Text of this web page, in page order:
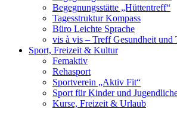
Begegnungsstätte „Hüttentreff“
Tagesstruktur Kompass
Büro Leichte Sprache
vis à vis – Treff Gesundheit und
Sport, Freizeit & Kultur
Femaktiv
Rehasport
Sportverein „Aktiv Fit“
Sport für Kinder und
Kurse, Freizeit & Urlaub